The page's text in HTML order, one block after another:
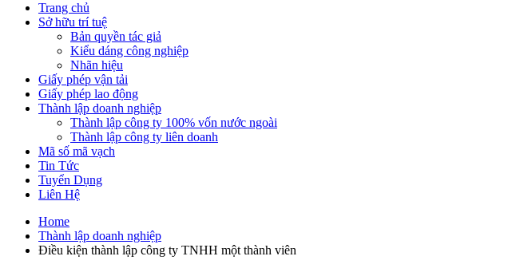
Trang chủ
Sở hữu trí tuệ
Bản quyền tác giả
Kiểu dáng công nghiệp
Nhãn hiệu
Giấy phép vận tải
Giấy phép lao động
Thành lập doanh nghiệp
Thành lập công ty 100% vốn nước ngoài
Thành lập công ty liên doanh
Mã số mã vạch
Tin Tức
Tuyển Dụng
Liên Hệ
Home
Thành lập doanh nghiệp
Điều kiện thành lập công ty TNHH một thành viên